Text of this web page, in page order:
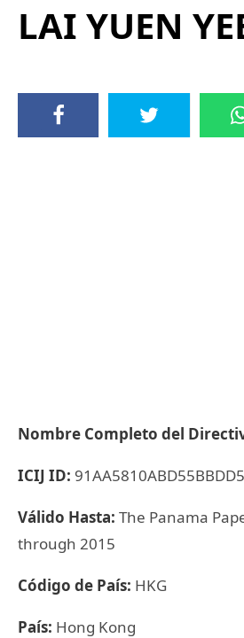
LAI YUEN
Nombre Completo del
ICIJ ID:
Válido Hasta: The Panama
through 2015
Código de País: HKG
País: Hong Kong